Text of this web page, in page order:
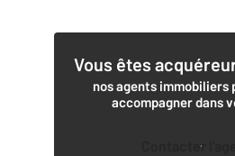
Vous êtes
nos agents immobiliers
accompagner dans
Contacter